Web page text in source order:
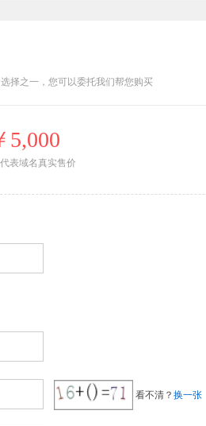
择之一，您可以委托我们帮您购买
5,000
表域名真实售价
看不清？ 换一张